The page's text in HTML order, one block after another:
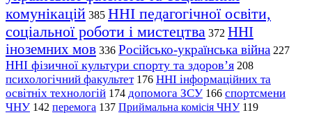
комунікацій 385 ННІ педагогічної освіти,
соціальної роботи і мистецтва 372 ННІ
іноземних мов 336 Російсько-українська війна 227
ННІ фізичної культури спорту та здоров’я 208
психологічний факультет 176 ННІ інформаційних та
освітніх технологій 174 допомога ЗСУ 166 спортсмени
ЧНУ 142 перемога 137 Приймальна комісія ЧНУ 119